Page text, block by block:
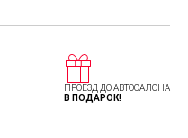
ПРОЕЗД ДО АВТОСАЛОНА
В ПОДАРОК!